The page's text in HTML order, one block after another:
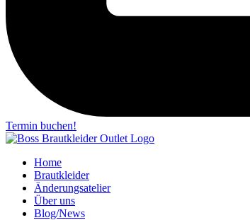
Termin buchen!
Home
Brautkleider
Änderungsatelier
Über uns
Blog/News